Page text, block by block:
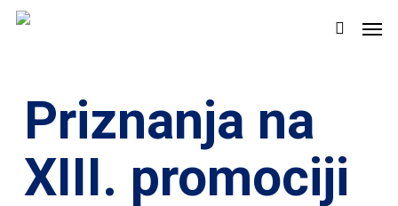
Skip
search
Priznanja na
XIII. promociji